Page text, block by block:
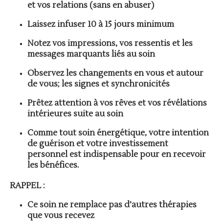
et vos relations (sans en abuser)
Laissez infuser 10 à 15 jours minimum
Notez vos impressions, vos ressentis et les
messages marquants liés au soin
Observez les changements en vous et autour
de vous; les signes et synchronicités
Prêtez attention à vos rêves et vos révélations
intérieures suite au soin
Comme tout soin énergétique, votre intention
de guérison et votre investissement
personnel est indispensable pour en recevoir
les bénéfices.
RAPPEL :
Ce soin ne remplace pas d’autres thérapies
que vous recevez